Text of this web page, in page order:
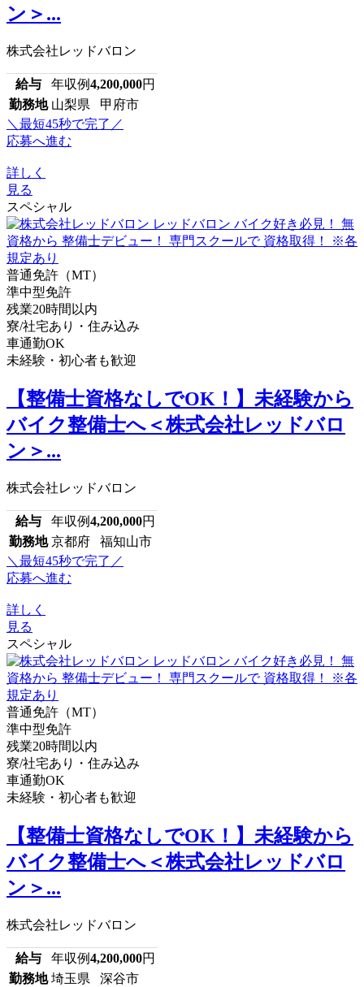
ン＞...
株式会社レッドバロン
給与 年収例4,200,000円
勤務地 山梨県 甲府市
＼最短45秒で完了／
応募へ進む
詳しく
見る
スペシャル
普通免許（MT）
準中型免許
残業20時間以内
寮/社宅あり・住み込み
車通勤OK
未経験・初心者も歓迎
【整備士資格なしでOK！】未経験から
バイク整備士へ＜株式会社レッドバロ
ン＞...
株式会社レッドバロン
給与 年収例4,200,000円
勤務地 京都府 福知山市
＼最短45秒で完了／
応募へ進む
詳しく
見る
スペシャル
普通免許（MT）
準中型免許
残業20時間以内
寮/社宅あり・住み込み
車通勤OK
未経験・初心者も歓迎
【整備士資格なしでOK！】未経験から
バイク整備士へ＜株式会社レッドバロ
ン＞...
株式会社レッドバロン
給与 年収例4,200,000円
勤務地 埼玉県 深谷市